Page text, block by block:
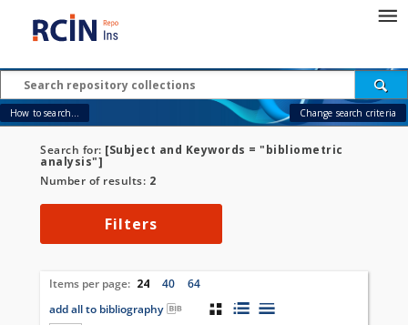
How to search... Change search criteria
Search for: [Subject and Keywords = "bibliometric
analysis"]
Number of results: 2
Filters
Items per page: 24 40
64
add all to bibliography